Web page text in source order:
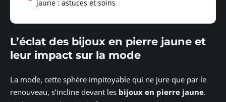
jaune : astuces et soins
L’éclat des bijoux en pierre jaune et
leur impact sur la mode
La mode, cette sphère impitoyable qui ne jure que par le
renouveau, s’incline devant les bijoux en pierre jaune.